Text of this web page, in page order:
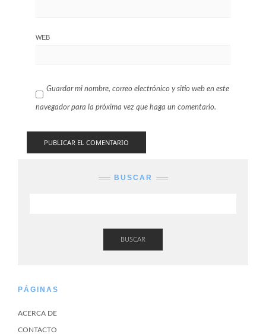
WEB
Guardar mi nombre, correo electrónico y sitio web en este
navegador para la próxima vez que haga un comentario.
BUSCAR
BUSCAR
PÁGINAS
ACERCA DE
CONTACTO